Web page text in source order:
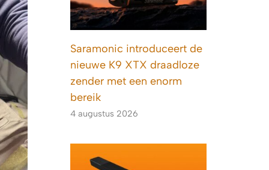
Saramonic introduceert de
nieuwe K9 XTX draadloze
zender met een enorm
bereik
4 augustus 2026